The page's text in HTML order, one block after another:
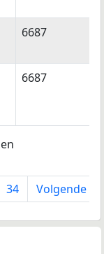
6687
6687
34 Volgende